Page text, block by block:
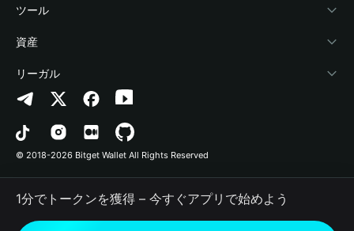
暗号資産ニュース
Help Center
お問い合わせ
ブランドリソース
キャリア
Payfi Crypto
Crypto Swap API
Altcoin Season Index
Prediction Markets
DApp
RWA
ウォレットを接続
Bitget Wallet Pay
プロジェクトを掲載
保護基金
セキュリティ技術
ツール
暗号資産を購入
認証検出
コントラクト検出
一括送金
資産
Arbitrum
Avalanche
Bitcoin
Polygon
リーガル
プライバシーポリシー
利用規約
© 2018-2026 Bitget Wallet All Rights Reserved
1分でトークンを獲得 – 今すぐアプリで始めよう